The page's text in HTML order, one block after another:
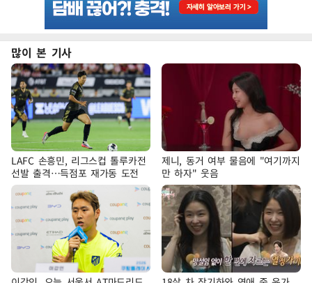
많이 본 기사
LAFC 손흥민, 리그스컵 톨루카전
선발 출격…득점포 재가동 도전
제니, 동거 여부 물음에 "여기까지
만 하자" 웃음